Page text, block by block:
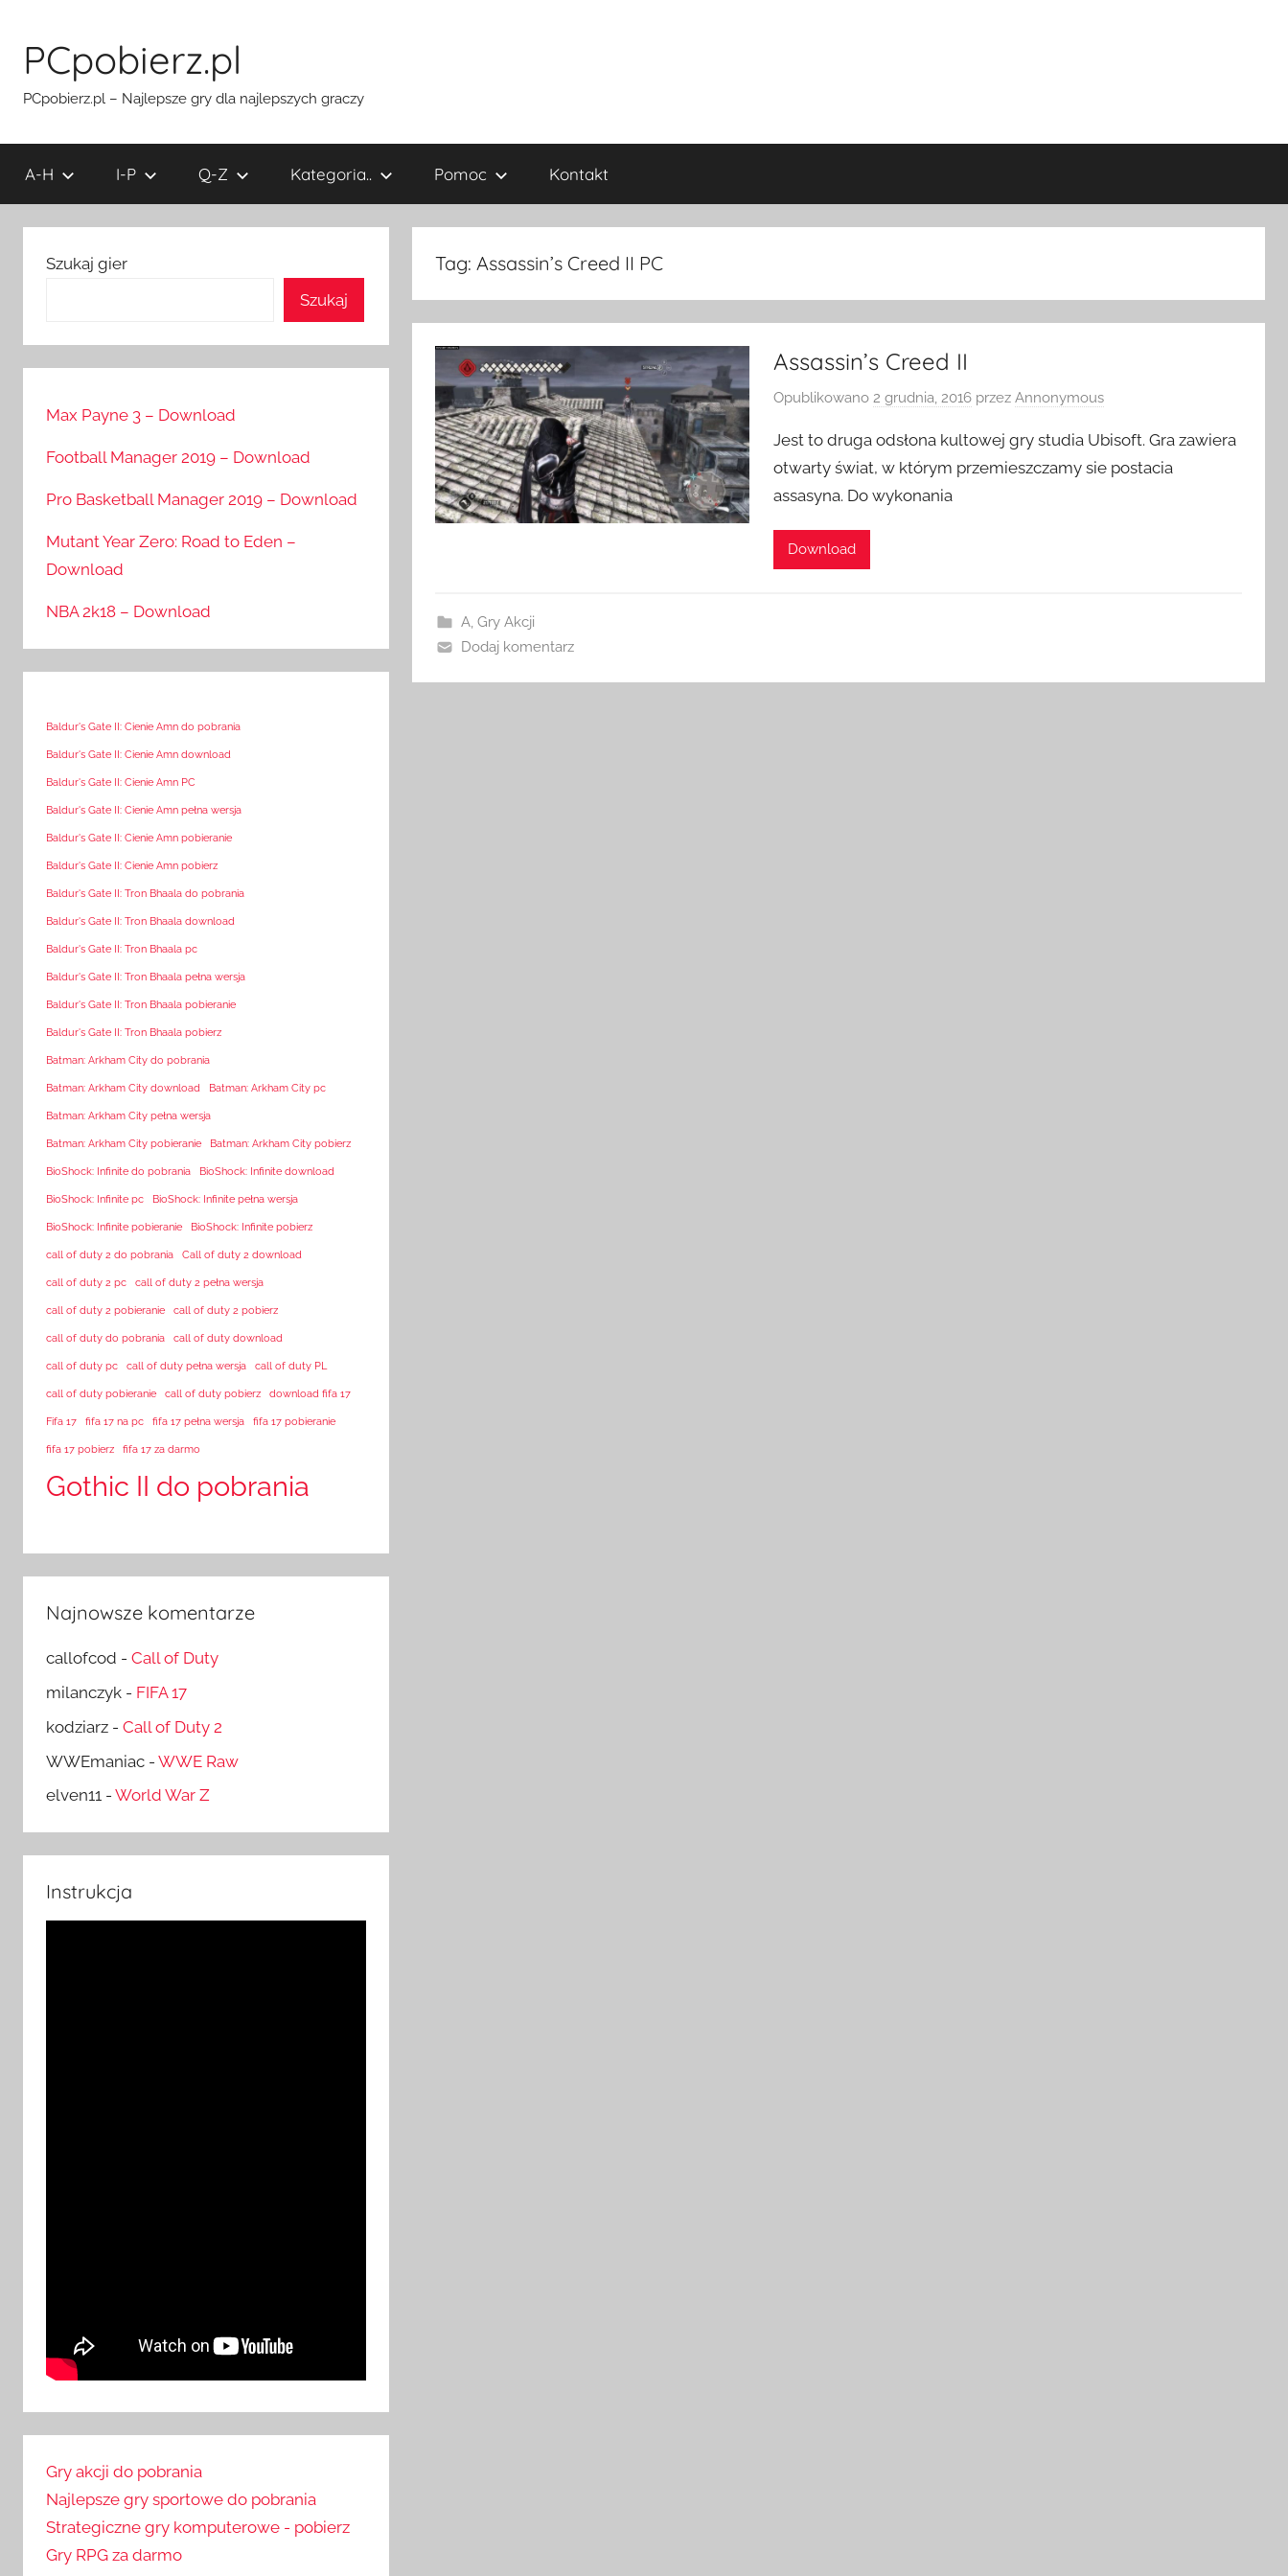
treściPCpobierz.pl
PCpobierz.pl – Najlepsze gry dla najlepszych graczy
A-H I-P Q-Z Kategoria.. Pomoc Kontakt
Tag: Assassin’s Creed II PC
Assassin’s Creed II
Opublikowano 2 grudnia, 2016 przezAnnonymous
Jest to druga odsłona kultowej gry studia Ubisoft. Gra zawiera
otwarty świat, w którym przemieszczamy sie postacia
assasyna. Do wykonania
Download
A,Gry Akcji
Dodaj komentarz
Szukaj gier
Szukaj
Max Payne 3 – Download
Football Manager 2019 – Download
Pro Basketball Manager 2019 – Download
Mutant Year Zero: Road to Eden –
Download
NBA 2k18 – Download
Baldur's Gate II: Cienie Amn do pobrania
Baldur's Gate II: Cienie Amn download
Baldur's Gate II: Cienie Amn PC
Baldur's Gate II: Cienie Amn pełna wersja
Baldur's Gate II: Cienie Amn pobieranie
Baldur's Gate II: Cienie Amn pobierz
Baldur's Gate II: Tron Bhaala do pobrania
Baldur's Gate II: Tron Bhaala download
Baldur's Gate II: Tron Bhaala pc
Baldur's Gate II: Tron Bhaala pełna wersja
Baldur's Gate II: Tron Bhaala pobieranie
Baldur's Gate II: Tron Bhaala pobierz
Batman: Arkham City do pobrania
Batman: Arkham City download Batman: Arkham City pc
Batman: Arkham City pełna wersja
Batman: Arkham City pobieranie Batman: Arkham City pobierz
BioShock: Infinite do pobrania BioShock: Infinite download
BioShock: Infinite pc BioShock: Infinite pełna wersja
BioShock: Infinite pobieranie BioShock: Infinite pobierz
call of duty 2 do pobrania Call of duty 2 download
call of duty 2 pc call of duty 2 pełna wersja
call of duty 2 pobieranie call of duty 2 pobierz
call of duty do pobrania call of duty download
call of duty pc call of duty pełna wersja call of duty PL
call of duty pobieranie call of duty pobierz download fifa 17
Fifa 17 fifa 17 na pc fifa 17 pełna wersja fifa 17 pobieranie
fifa 17 pobierz fifa 17 za darmo
Gothic II do pobrania
Najnowsze komentarze
callofcod - Call of Duty
milanczyk - FIFA 17
kodziarz - Call of Duty 2
WWEmaniac - WWE Raw
elven11 - World War Z
Instrukcja
Gry akcji do pobrania
Najlepsze gry sportowe do pobrania
Strategiczne gry komputerowe - pobierz
Gry RPG za darmo